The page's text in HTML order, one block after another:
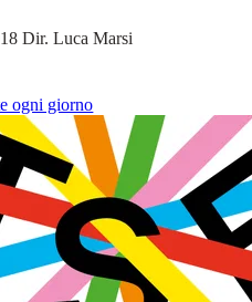
Dir. Luca Marsi
ogni giorno